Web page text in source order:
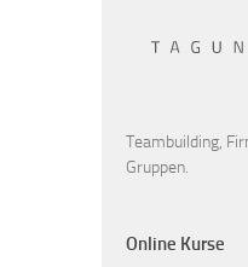
Teambuilding,
Gruppen.
Online Kurse